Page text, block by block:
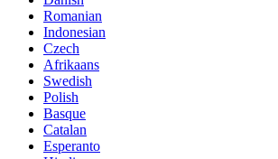
Romanian
Indonesian
Czech
Afrikaans
Swedish
Polish
Basque
Catalan
Esperanto